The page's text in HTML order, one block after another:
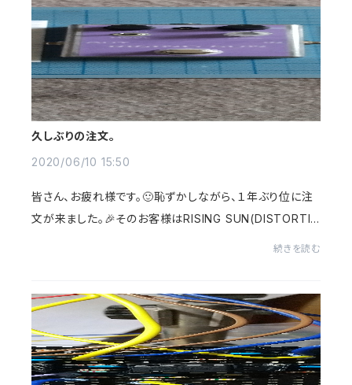
久しぶりの注文。
2020/06/10 15:50
皆さん、お疲れ様です。🙂恥ずかしながら、１年ぶり位に注
文が来ました。🎉そのお客様はRISING SUN(DISTORTIO
続きを読む